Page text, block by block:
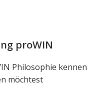
proWIN
Philosophie kennen
möchtest